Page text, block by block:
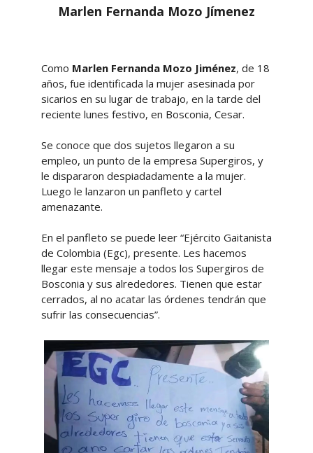
Marlen Fernanda Mozo Jímenez
Como Marlen Fernanda Mozo Jiménez, de 18
años, fue identificada la mujer asesinada por
sicarios en su lugar de trabajo, en la tarde del
reciente lunes festivo, en Bosconia, Cesar.
Se conoce que dos sujetos llegaron a su
empleo, un punto de la empresa Supergiros, y
le dispararon despiadadamente a la mujer.
Luego le lanzaron un panfleto y cartel
amenazante.
En el panfleto se puede leer “Ejército Gaitanista
de Colombia (Egc), presente. Les hacemos
llegar este mensaje a todos los Supergiros de
Bosconia y sus alrededores. Tienen que estar
cerrados, al no acatar las órdenes tendrán que
sufrir las consecuencias”.